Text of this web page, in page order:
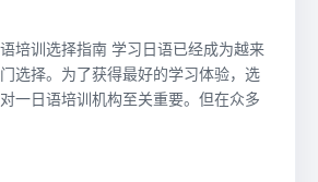
培训选择指南 学习日语已经成为越来
选择。为了获得最好的学习体验，选
一日语培训机构至关重要。但在众多